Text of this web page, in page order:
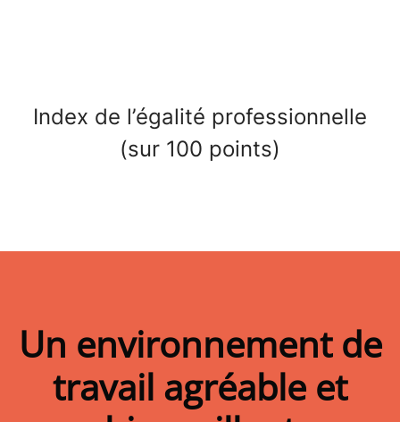
Index de l’égalité professionnelle
(sur 100 points)
Un environnement de
travail agréable et